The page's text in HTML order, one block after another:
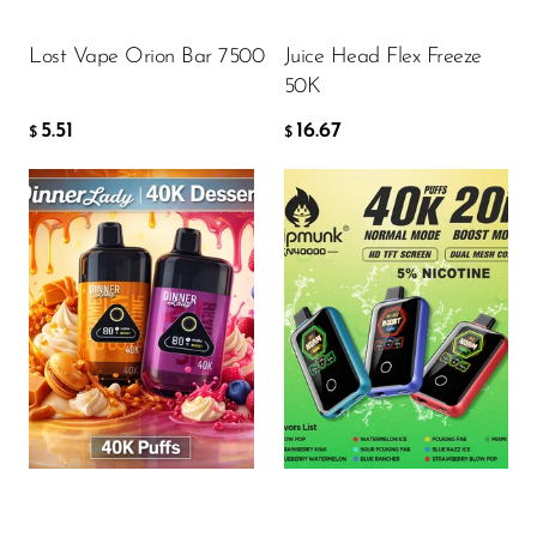
Lost Vape Orion Bar 7500
$ 5.51
Juice Head Flex Freeze
50K
$ 16.67
Flavor
$18.97
Flavor
$14.50